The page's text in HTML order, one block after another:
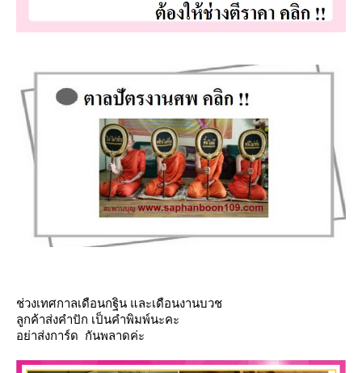
ช่วงเทศกาลเดือนกฐิน และเดือนงานบวช
ลูกค้าส่งคำปัก เป็นคำพิมพ์นะคะ
อย่าส่งการ์ด กันพลาดค่ะ